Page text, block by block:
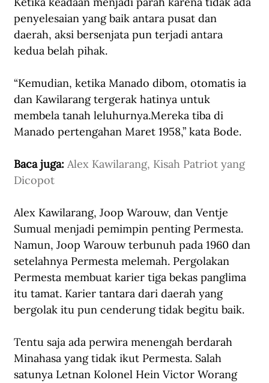
penyelesaian yang baik antara pusat dan
daerah, aksi bersenjata pun terjadi antara
kedua belah pihak.
“Kemudian, ketika Manado dibom, otomatis ia
dan Kawilarang tergerak hatinya untuk
membela tanah leluhurnya.Mereka tiba di
Manado pertengahan Maret 1958,” kata Bode.
Baca juga: Alex Kawilarang, Kisah Patriot yang
Dicopot
Alex Kawilarang, Joop Warouw, dan Ventje
Sumual menjadi pemimpin penting Permesta.
Namun, Joop Warouw terbunuh pada 1960 dan
setelahnya Permesta melemah. Pergolakan
Permesta membuat karier tiga bekas panglima
itu tamat. Karier tantara dari daerah yang
bergolak itu pun cenderung tidak begitu baik.
Tentu saja ada perwira menengah berdarah
Minahasa yang tidak ikut Permesta. Salah
satunya Letnan Kolonel Hein Victor Worang